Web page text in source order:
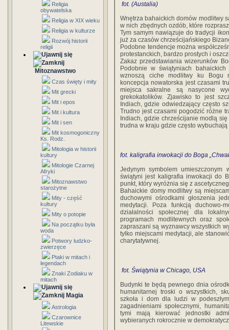
Religia
obywatelska
Religia w XIX wieku
Religia w kulturze
Rozwój historii
religii
Mitoznawstwo
Czas święty i mity
Mit grecki
Mit i epos
Mit i kultura
Mit i sen
Mit kosmogoniczny
Ks. Rodz.
Mitologia w historii
kultury
Mitologie Czarnej
Afryki
Mitoznawstwo
starożytne
Mity - część
kultury
Mity o potopie
Na początku była
woda
Potwory ludzko-
zwierzęce
Ptaki w mitach i
legendach
Znaki Zodiaku w
mitach
Magia
Astrologia
Czarownice
Litewskie
fot. (Austalia)
Wnętrza bahaickich domów modlitwy
w nich zbędnych ozdób, które
Tym samym nawiązuje do tradycji
już za czasów chrześcijańskiego
Podobne tendencje można
protestanckich, bardzo prostych i
Zakaz przedstawiania wizerunków
Podobnie w świątyniach
wznoszą ciche modlitwy ku Bogu
koncepcja nowatorska jest czasami
miejsca sakralne są nasycone
grekokatolików. Zjawisko to jest
Indiach, gdzie odwiedzający często
Trudno jest czasami pogodzić różne
Indiach, gdzie chrześcijanie modlą
trudna w kraju gdzie często
fot. kaligrafia inwokacji do Boga
Jedynym symbolem
świątyni jest kaligrafia inwokacji do
punkt, który wyróżnia się z
Bahaickie domy modlitwy są
duchowymi ośrodkami głoszenia
medytacji. Poza funkcją duchowo-
działalności społecznej dla
programach modlitewnych oraz
zapraszani są wyznawcy wszystkich
tylko miejscami medytacji, ale
charytatywnej.
fot. Świątynia w Chicago, USA
Budynki te będą pewnego dnia
humanitarnej troski o wszystkich,
szkoła i dom dla ludzi w
zagadnieniami społecznymi,
tymi mają kierować jednostki
wybieranych rokrocznie w